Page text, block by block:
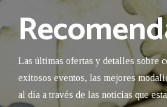
Las últimas ofertas y detalles sobre
exitosos eventos, las mejores
al día a través de las noticias que